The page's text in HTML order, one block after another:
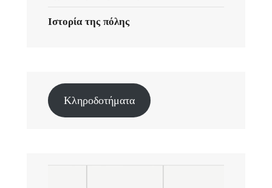
Ιστορία της πόλης
Κληροδοτήματα